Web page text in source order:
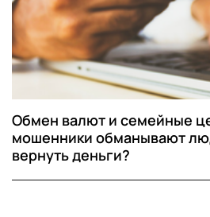
Обмен валют и семейные
мошенники обманывают
вернуть деньги?